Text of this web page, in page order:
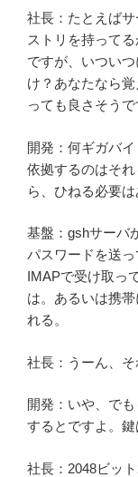
社長：たとえば
ストリを持って
ですが、いつい
け？あなたなら
っても良さそうで
開発：何ギガバ
依拠するのはそ
ら、ひねる必要は
基盤：gshサーバ
パスワードを送
IMAPで受け取っ
は。あるいは携
れる。
社長：うーん、
開発：いや、で
するとですよ。鍵
社長：2048ビッ